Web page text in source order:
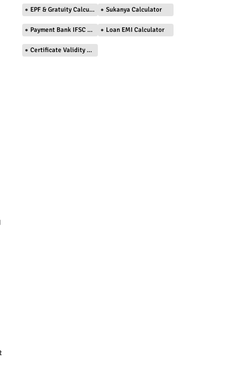
EPF & Gratuity Calculator Sukanya Calculator
Payment Bank IFSC Finder Loan EMI Calculator
Certificate Validity Checker